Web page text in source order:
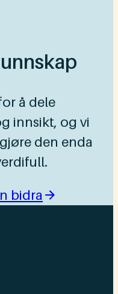
å dele
innsikt, og vi
den enda
bidra